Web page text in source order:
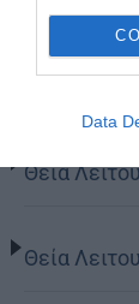
Data
Ιερά
Θεία
Θεία